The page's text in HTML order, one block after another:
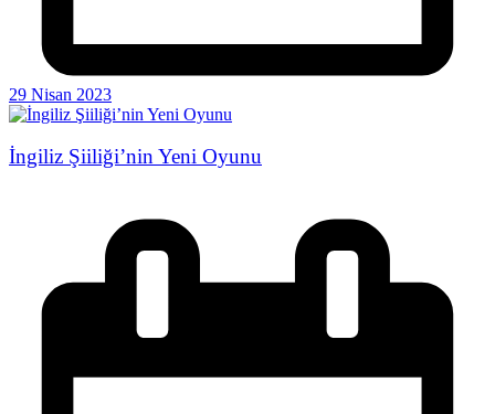
29 Nisan 2023
İngiliz Şiiliği’nin Yeni Oyunu